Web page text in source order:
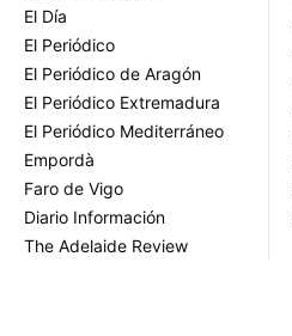
El Día
El Periódico
El Periódico de Aragón
El Periódico Extremadura
El Periódico Mediterráneo
Empordà
Faro de Vigo
Diario Información
The Adelaide Review